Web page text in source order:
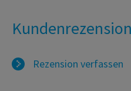
Rezension verfassen